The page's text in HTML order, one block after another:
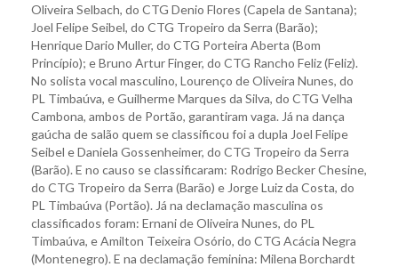
Oliveira Selbach, do CTG Denio Flores (Capela de Santana);
Joel Felipe Seibel, do CTG Tropeiro da Serra (Barão);
Henrique Dario Muller, do CTG Porteira Aberta (Bom
Princípio); e Bruno Artur Finger, do CTG Rancho Feliz (Feliz).
No solista vocal masculino, Lourenço de Oliveira Nunes, do
PL Timbaúva, e Guilherme Marques da Silva, do CTG Velha
Cambona, ambos de Portão, garantiram vaga. Já na dança
gaúcha de salão quem se classificou foi a dupla Joel Felipe
Seibel e Daniela Gossenheimer, do CTG Tropeiro da Serra
(Barão). E no causo se classificaram: Rodrigo Becker Chesine,
do CTG Tropeiro da Serra (Barão) e Jorge Luiz da Costa, do
PL Timbaúva (Portão). Já na declamação masculina os
classificados foram: Ernani de Oliveira Nunes, do PL
Timbaúva, e Amilton Teixeira Osório, do CTG Acácia Negra
(Montenegro). E na declamação feminina: Milena Borchardt